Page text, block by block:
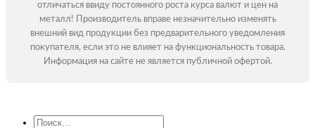
отличаться ввиду постоянного роста курса валют и цен на
металл! Производитель вправе незначительно изменять
внешний вид продукции без предварительного уведомления
покупателя, если это не влияет на функциональность товара.
Информация на сайте не является публичной офертой.
Искать: